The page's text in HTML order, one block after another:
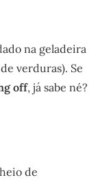
na geladeira
verduras). Se
off, já sabe né?
de